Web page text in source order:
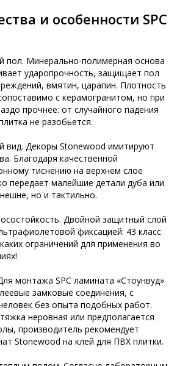
и особенности SPC
пол. Минерально-полимерная основа
ударопрочность, защищает пол
вмятин, царапин. Плотность
с керамогранитом, но при
прочнее: от случайного падения
не разобьется.
Декоры Stonewood имитируют
Благодаря качественной
тиснению на верхнем слое
передает малейшие детали дуба или
но и тактильно.
Двойной защитный слой
фиксацией: 43 класс
ограничений для применения во
монтажа SPC ламината «Стоунвуд»
замковые соединения, с
без опыта подобных работ.
неровная или предполагается
производитель рекомендует
Stonewood на клей для ПВХ плитки.